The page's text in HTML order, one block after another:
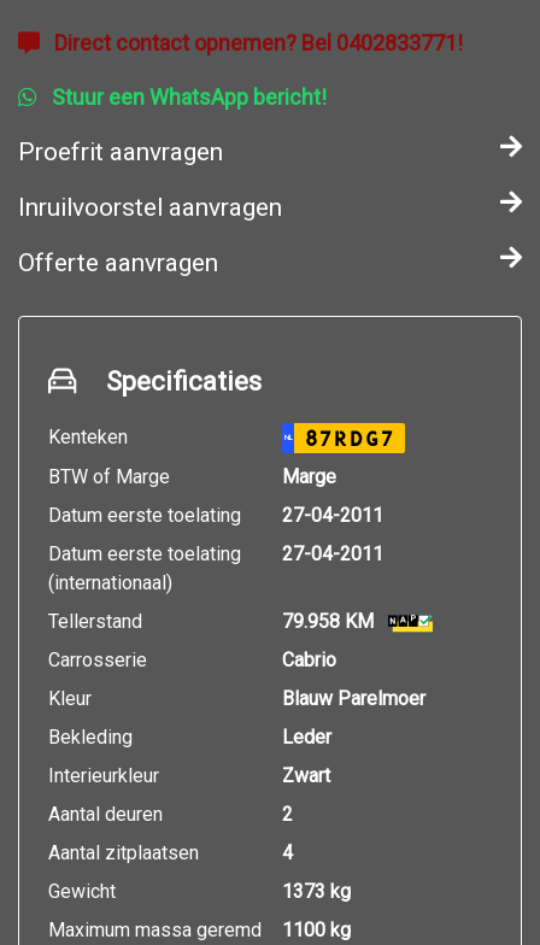
Direct contact opnemen? Bel 0402833771!
Stuur een WhatsApp bericht!
Proefrit aanvragen
Inruilvoorstel aanvragen
Offerte aanvragen
Specificaties
Kenteken NL 87RDG7
BTW of Marge
Marge
Datum eerste toelating
27-04-2011
Datum eerste toelating
(internationaal)
27-04-2011
Tellerstand
79.958 KM
Carrosserie
Cabrio
Kleur
Blauw Parelmoer
Bekleding
Leder
Interieurkleur
Zwart
Aantal deuren
2
Aantal zitplaatsen
4
Gewicht
1373 kg
Maximum massa geremd
1100 kg